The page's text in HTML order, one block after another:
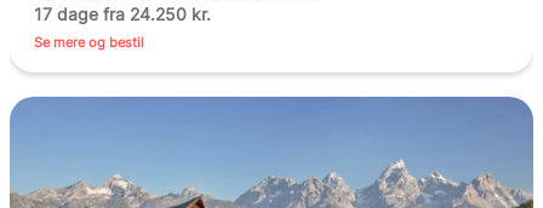
17 dage fra 24.250 kr.
Se mere og bestil